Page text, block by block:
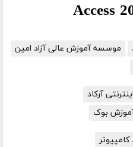
موسسه آموزش عالی آزاد امین
آرکاد
بوک